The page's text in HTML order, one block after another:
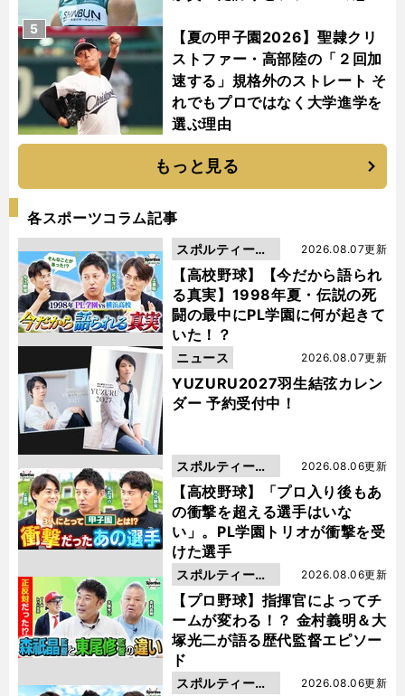
【夏の甲子園2026】聖隷クリ
ストファー・高部陸の「２回加
速する」規格外のストレート そ
れでもプロではなく大学進学を
選ぶ理由
5
もっと見る
各スポーツコラム記事
【高校野球】【今だから語られ
る真実】1998年夏・伝説の死
闘の最中にPL学園に何が起きて
いた！？
2026.08.07更新
スポルティーバ
動画
YUZURU2027羽生結弦カレン
ダー 予約受付中！
2026.08.07更新
ニュース
【高校野球】「プロ入り後もあ
の衝撃を超える選手はいな
い」。PL学園トリオが衝撃を受
けた選手
2026.08.06更新
スポルティーバ
動画
【プロ野球】指揮官によってチ
ームが変わる！？ 金村義明＆大
塚光二が語る歴代監督エピソー
ド
2026.08.06更新
スポルティーバ
動画
2026.08.06更新
スポルティーバ